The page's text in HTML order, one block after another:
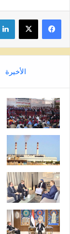
الأخيرة